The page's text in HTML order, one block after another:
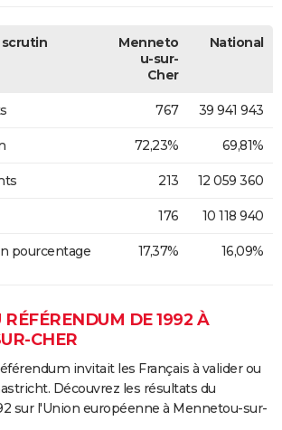
Menneto
u-sur-
Cher
National
767 39 941 943
72,23% 69,81%
213 12 059 360
176 10 118 940
pourcentage
17,37% 16,09%
RÉFÉRENDUM DE 1992 À
CHER
invitait les Français à valider ou
Découvrez les résultats du
sur l'Union européenne à Mennetou-sur-